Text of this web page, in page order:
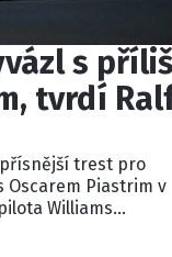
s příliš
tvrdí
trest pro
Oscarem Piastrim v
Williams